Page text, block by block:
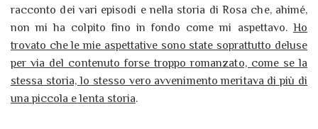
racconto dei vari episodi e nella storia di Rosa che, ahimé,
non mi ha colpito fino in fondo come mi aspettavo. Ho
trovato che le mie aspettative sono state soprattutto deluse
per via del contenuto forse troppo romanzato, come se la
stessa storia, lo stesso vero avvenimento meritava di più di
una piccola e lenta storia.